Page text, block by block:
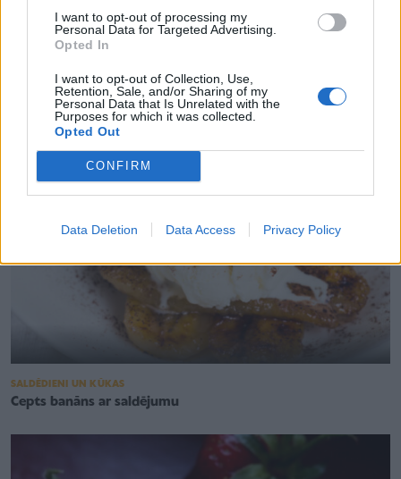
I want to opt-out of processing my
Personal Data for Targeted Advertising.
Opted In
I want to opt-out of Collection, Use,
Retention, Sale, and/or Sharing of my
Personal Data that Is Unrelated with the
Purposes for which it was collected.
Opted Out
CONFIRM
Data Deletion Data Access Privacy Policy
Makaronu salāti ar žāvērtu gaļu un dārzeņiem
SALDĒDIENI UN KŪKAS
Cepts banāns ar saldējumu